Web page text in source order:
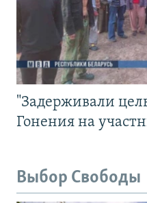
"Задерживали
Гонения на
Выбор Свободы